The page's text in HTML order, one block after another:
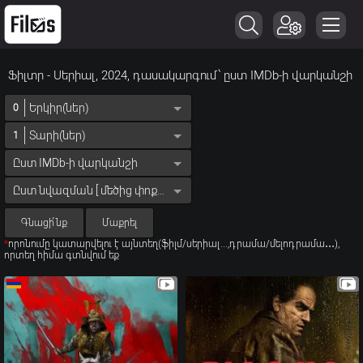
Ֆիլտր - Սերիալ, 2024, դասակարգում՝ ըստ IMDb-ի վարկանշի
0 Երկիր(ներ)
1 Տարի(ներ)
Ըստ IMDb-ի վարկանշի
Գնացի՛նք
Մաքրել
*որոնումը կատարվելու է այնտեղ(ֆիլմ/սերիալ...,դրամա/մելոդրամա․․․),
որտեղ հիմա գտնվում եք